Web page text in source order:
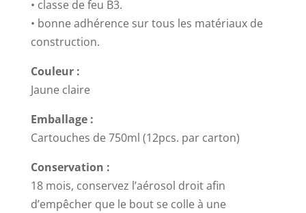
• classe de feu B3.
• bonne adhérence sur tous les matériaux de
construction.
Couleur :
Jaune claire
Emballage :
Cartouches de 750ml (12pcs. par carton)
Conservation :
18 mois, conservez l’aérosol droit afin
d’empêcher que le bout se colle à une